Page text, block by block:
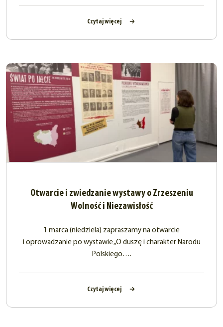
Czytaj więcej
Otwarcie i zwiedzanie wystawy o Zrzeszeniu
Wolność i Niezawisłość
1 marca (niedziela) zapraszamy na otwarcie
i oprowadzanie po wystawie „O duszę i charakter Narodu
Polskiego….
Czytaj więcej